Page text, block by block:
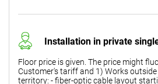
Installation in private
Floor price is given. The price might
Customer's tariff and 1) Works
territory: - fiber-optic cable layout